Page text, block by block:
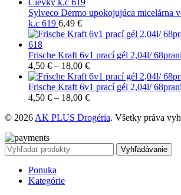
Sylveco Dermo upokojujúca micelárna
k.c 619 6,49 €
Frische Kraft 6v1 prací gél 2,04l/
4,50 € – 18,00 €
Frische Kraft 6v1 prací gél 2,04l/
4,50 € – 18,00 €
© 2026 AK PLUS Drogéria. Všetky práva
Vyhľadávanie
Ponuka
Kategórie